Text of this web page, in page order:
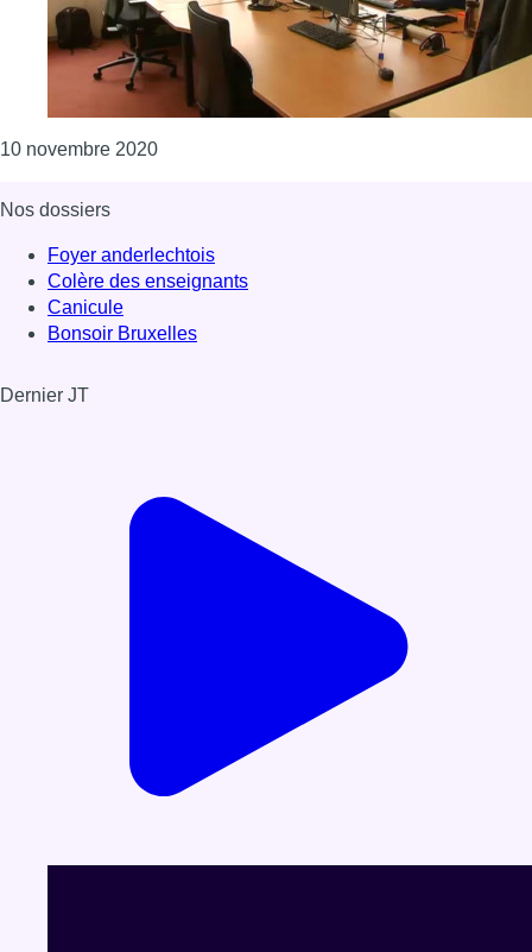
10 novembre 2020Consulter l'article "50 emplois menacés au
Nos dossiers
Foyer anderlechtois
Colère des enseignants
Canicule
Bonsoir Bruxelles
Dernier JT